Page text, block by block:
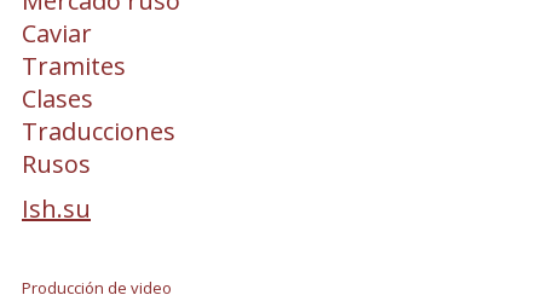
Caviar
Tramites
Clases
Traducciones
Rusos
Ish.su
Producción de video